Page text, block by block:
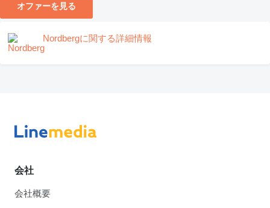
オファーを見る
Nordbergに関する詳細情報
会社
会社概要